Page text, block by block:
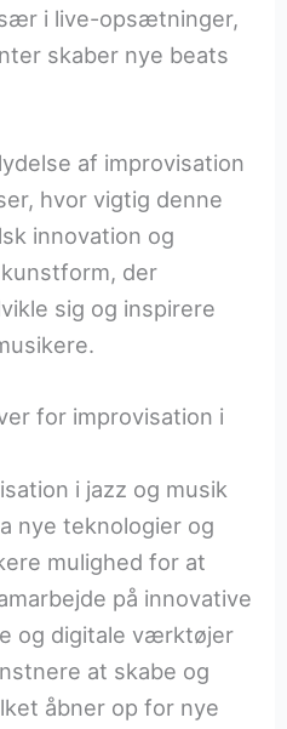
i live-opsætninger,
skaber nye beats
af improvisation
hvor vigtig denne
innovation og
der
sig og inspirere
for improvisation i
i jazz og musik
nye teknologier og
mulighed for at
på innovative
og digitale værktøjer
at skabe og
åbner op for nye